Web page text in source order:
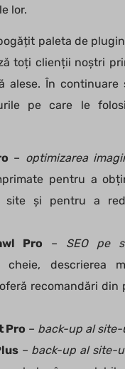
lor.
paleta de
toți clienții noștri
alese. În continuare
pe care le
– optimizarea
pentru a
site și pentru a
Pro – SEO pe
cheie, descrierea
recomandări din
Pro – back-up al
– back-up al site-